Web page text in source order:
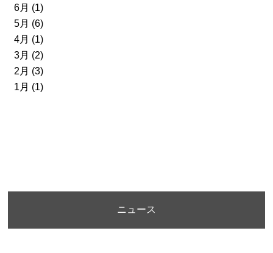
6月 (1)
5月 (6)
4月 (1)
3月 (2)
2月 (3)
1月 (1)
ニュース